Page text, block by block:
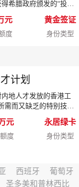
希腊政府颁发的“投资
位拿欧洲“绿卡”。
元
度
黄金签证
身份类型
计划
地人才发放的香港工
需而又缺乏的特别技
”都可申请。
元
度
永居绿卡
身份类型
西班牙 葡萄牙
圣多美和普林西比